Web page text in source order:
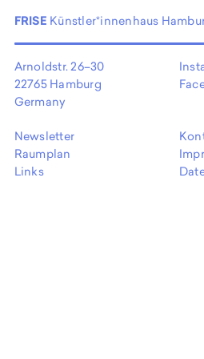
FRISE Künstler*innenhaus
Arnoldstr. 26–30
22765 Hamburg
Germany
Newsletter
Raumplan
Links